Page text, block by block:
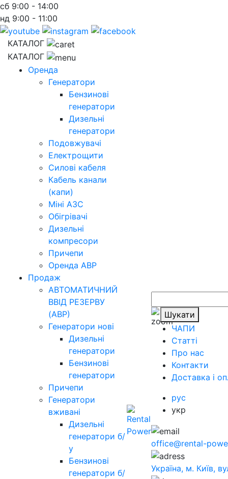
сб 9:00 - 14:00
нд 9:00 - 11:00
КАТАЛОГ
КАТАЛОГ
Оренда
Генератори
Бензинові
генератори
Дизельні
генератори
Подовжувачі
Електрощити
Силові кабеля
Кабель канали
(капи)
Міні АЗС
Обігрівачі
Дизельні
компресори
Причепи
Оренда АВР
Продаж
АВТОМАТИЧНИЙ
ВВІД РЕЗЕРВУ
(АВР)
Генератори нові
Дизельні
генератори
Бензинові
генератори
Причепи
Генератори
вживані
Дизельні
генератори б/
у
Бензинові
генератори б/
Шукати
ЧАПИ
Статті
Про нас
Контакти
Доставка і
рус
укр
office@rental-
Україна, м. Київ,